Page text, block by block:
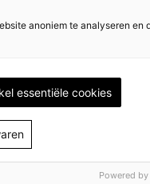
anoniem te analyseren en
essentiële cookies
Powered by